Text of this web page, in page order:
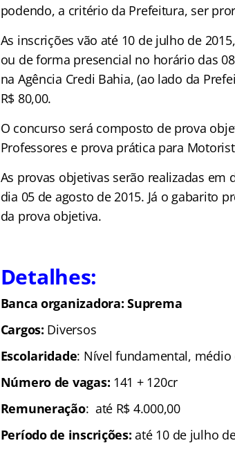
podendo, a critério da Prefeitura, ser
As inscrições vão até 10 de julho de
ou de forma presencial no horário das
na Agência Credi Bahia, (ao lado da
R$ 80,00.
O concurso será composto de prova
Professores e prova prática para
As provas objetivas serão realizadas
dia 05 de agosto de 2015. Já o gabarito
da prova objetiva.
Detalhes:
Banca organizadora: Suprema
Cargos: Diversos
Escolaridade: Nível fundamental, médio
Número de vagas: 141 + 120cr
Remuneração: até R$ 4.000,00
Período de inscrições:até 10 de julho